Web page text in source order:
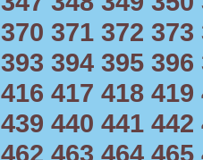
370 371 372 373
393 394 395 396
416 417 418 419
439 440 441 442
462 463 464 465